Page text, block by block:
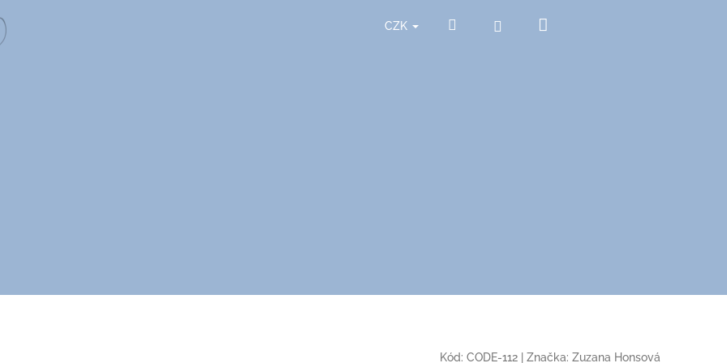
CZK Hledat Přihlášení
Kód: CODE-112 Značka: Zuzana Honsová